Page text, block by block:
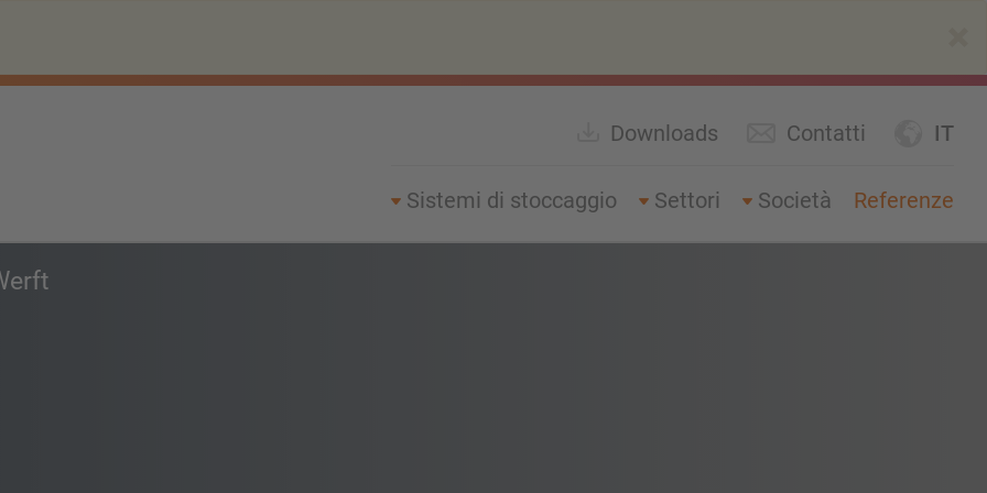
IT
Downloads Contatti
Sistemi di stoccaggio Settori Società Referenze